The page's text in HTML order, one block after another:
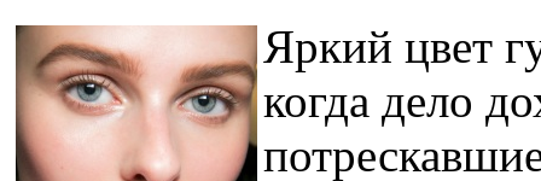
Яркий цвет
когда дело